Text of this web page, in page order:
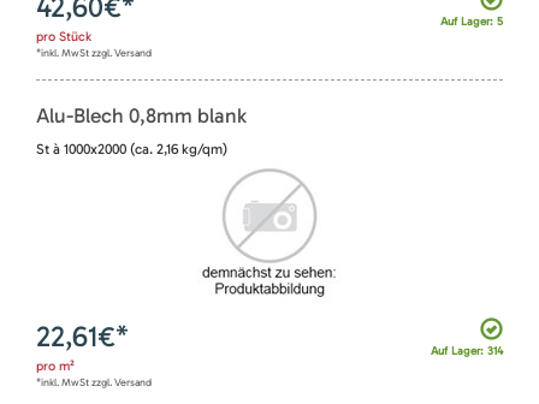
Auf Lager: 5
pro Stück
*inkl. MwSt zzgl. Versand
Alu-Blech 0,8mm blank
St à 1000x2000 (ca. 2,16 kg/qm)
Auf Lager: 314
22,61€*
pro m²
*inkl. MwSt zzgl. Versand